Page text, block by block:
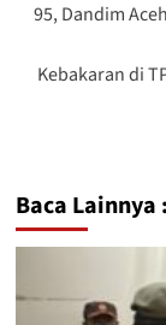
95, Dandim
Kebakaran di
Baca Lainnya :